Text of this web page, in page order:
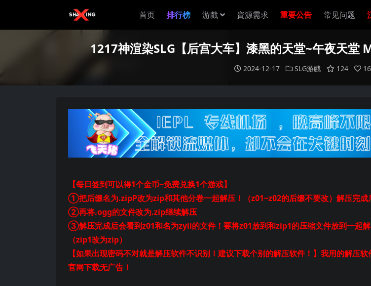
首页 排行榜 游戲 資源需求 重要公告 常见问题
1217神渲染SLG【后宫大车】漆黑的天堂~午夜天
2024-12-17 SLG游戲 124 16
【每日签到可以得1个金币~免费兑换1个游戏】
①把后缀名为.zipP改为zip和其他分卷一起解压！（z01~z02的后缀不要改）解压完成
②再将.ogg的文件改为.zip继续解压
③解压完成后会看到z01和名为zyii的文件！要将z01放到和zip1的压缩文件放到一起解
（zip1改为zip）
【如果出现密码不对就是解压软件不识别！建议下载个别的解压软件！】我用的解压
官网下载无广告！